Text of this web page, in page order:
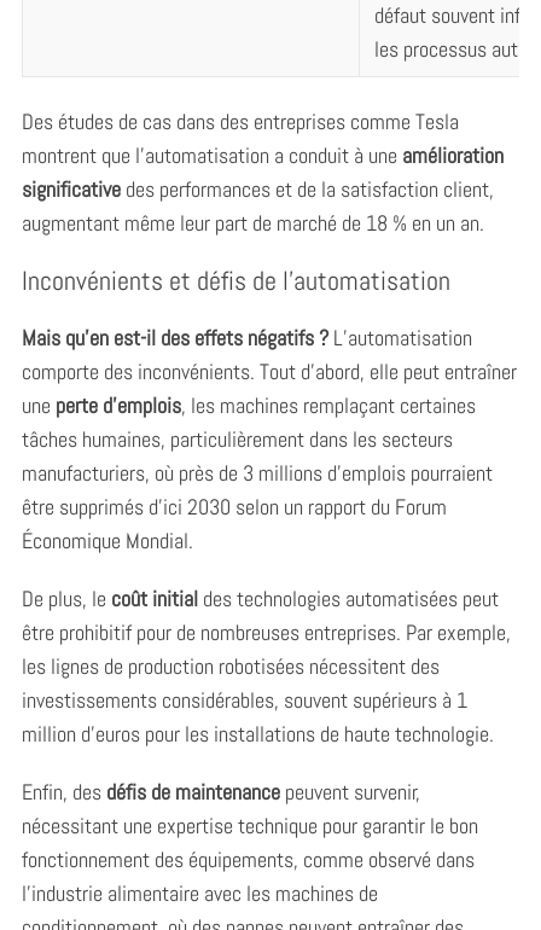
défaut souvent
les processus
Des études de cas dans des entreprises comme Tesla
montrent que l’automatisation a conduit à une amélioration
significativedes performances et de la satisfaction client,
augmentant même leur part de marché de 18 % en un an.
Inconvénients et défis de l’automatisation
Mais qu’en est-il des effets négatifs ?L’automatisation
comporte des inconvénients. Tout d’abord, elle peut entraîner
une perte d’emplois, les machines remplaçant certaines
tâches humaines, particulièrement dans les secteurs
manufacturiers, où près de 3 millions d’emplois pourraient
être supprimés d’ici 2030 selon un rapport du Forum
Économique Mondial.
De plus, le coût initialdes technologies automatisées peut
être prohibitif pour de nombreuses entreprises. Par exemple,
les lignes de production robotisées nécessitent des
investissements considérables, souvent supérieurs à 1
million d’euros pour les installations de haute technologie.
Enfin, des défis de maintenancepeuvent survenir,
nécessitant une expertise technique pour garantir le bon
fonctionnement des équipements, comme observé dans
l’industrie alimentaire avec les machines de